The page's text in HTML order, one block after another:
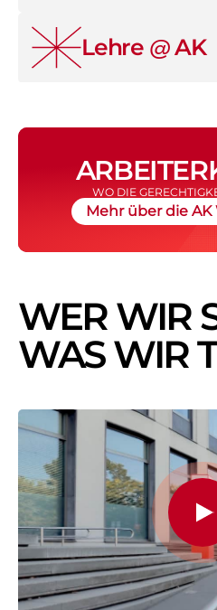
Lehre @AK
WO DIE
Mehr über die
WER WIR
WAS WIR